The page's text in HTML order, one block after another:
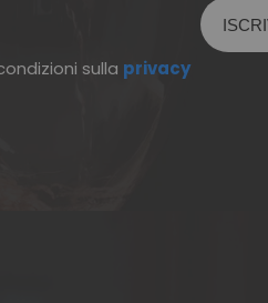
sulla privacy